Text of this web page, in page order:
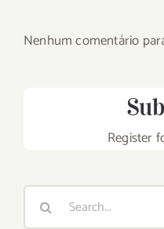
Nenhum comentário
Register